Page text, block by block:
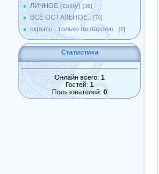
ЛИЧНОЕ (сыну) [36]
ВСЁ ОСТАЛЬНОЕ.. [76]
скрыто - только по паролю.. [0]
Статистика
Онлайн всего: 1
Гостей: 1
Пользователей: 0